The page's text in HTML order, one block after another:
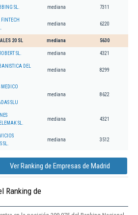
SL. mediana 7311
FINTECH
mediana 6220
20 SL mediana 5630
SL. mediana 4321
DEL
mediana 8299
MEDICO
SLU
mediana 8622
SL.
mediana 4321
SL.
mediana 3512
Ver Ranking de Empresas de Madrid
Ranking de